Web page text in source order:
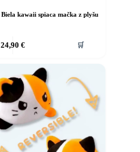
Biela kawaii spiaca mačka z plyšu
24,90 € 🛒